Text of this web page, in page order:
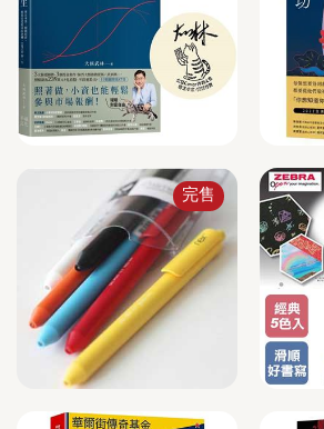
完售